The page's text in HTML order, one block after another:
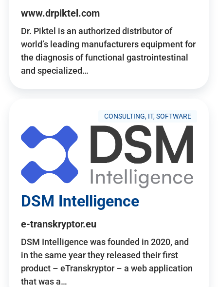
www.drpiktel.com
Dr. Piktel is an authorized distributor of
world’s leading manufacturers equipment for
the diagnosis of functional gastrointestinal
and specialized…
CONSULTING, IT, SOFTWARE
DSM Intelligence
e-transkryptor.eu
DSM Intelligence was founded in 2020, and
in the same year they released their first
product – eTranskryptor – a web application
that was a…